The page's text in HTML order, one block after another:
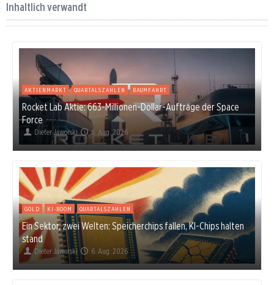
Inhaltlich verwandt
AKTIENMARKT QUARTALSZAHLEN RAUMFAHRT
Rocket Lab Aktie: 663-Millionen-Dollar-Aufträge der Space
Force
Dieter Jaworski 6. Aug. 2026
GOLD KI-BOOM QUARTALSZAHLEN
Ein Sektor, zwei Welten: Speicherchips fallen, KI-Chips halten
stand
Dieter Jaworski 6. Aug. 2026